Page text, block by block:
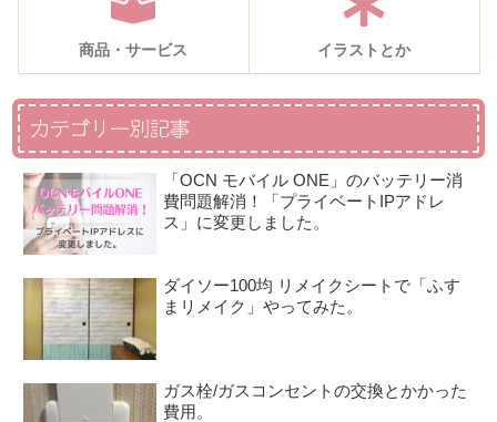
商品・サービス イラストとか
カテゴリー別記事
「OCN モバイル ONE」のバッテリー消
費問題解消！「プライベートIPアドレ
ス」に変更しました。
ダイソー100均 リメイクシートで「ふす
まリメイク」やってみた。
ガス栓/ガスコンセントの交換とかかった
費用。